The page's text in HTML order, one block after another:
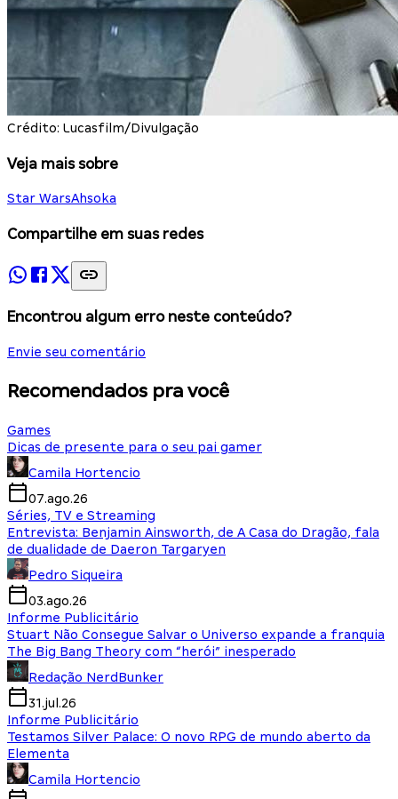
Crédito: Lucasfilm/Divulgação
Veja mais sobre
Star WarsAhsoka
Compartilhe em suas redes
Encontrou algum erro neste conteúdo?
Envie seu comentário
Recomendados pra você
Games
Dicas de presente para o seu pai gamer
Camila Hortencio
07.ago.26
Séries, TV e Streaming
Entrevista: Benjamin Ainsworth, de A Casa do Dragão, fala
de dualidade de Daeron Targaryen
Pedro Siqueira
03.ago.26
Informe Publicitário
Stuart Não Consegue Salvar o Universo expande a franquia
The Big Bang Theory com “herói” inesperado
Redação NerdBunker
31.jul.26
Informe Publicitário
Testamos Silver Palace: O novo RPG de mundo aberto da
Elementa
Camila Hortencio